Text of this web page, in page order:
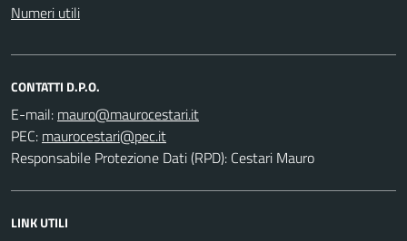
Numeri utili
CONTATTI D.P.O.
E-mail:
PEC:
Responsabile Protezione Dati (RPD): Cestari Mauro
LINK UTILI